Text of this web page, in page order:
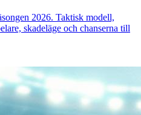
2026. Taktisk modell,
skadeläge och chanserna till